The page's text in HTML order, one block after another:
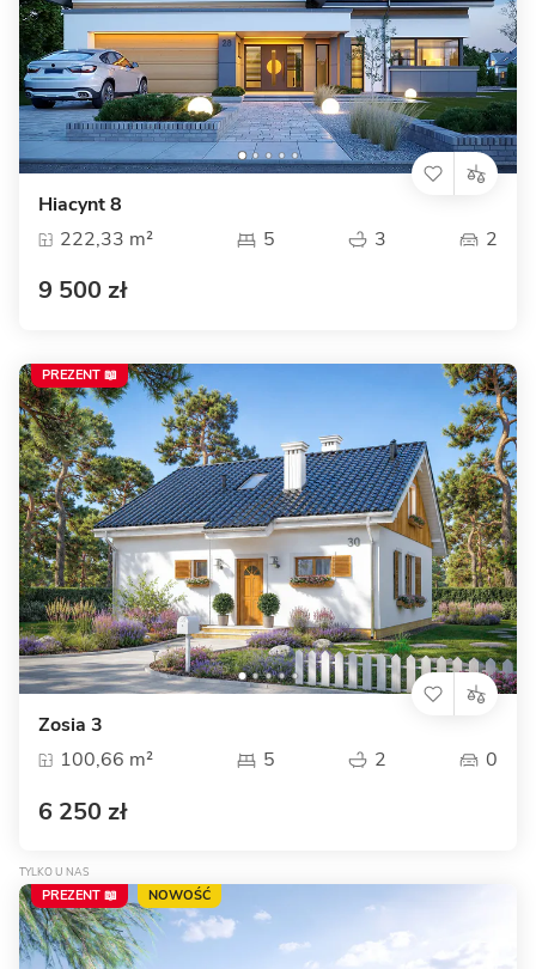
Hiacynt 8
222,33 m²
5 3 2
9 500 zł
Zosia 3
100,66 m²
5 2 0
6 250 zł
PREZENT 📖
TYLKO U NAS
PREZENT 📖 NOWOŚĆ